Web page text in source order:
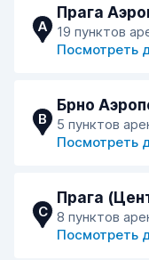
A
Прага
19 пунктов
Посмотреть
B
Брно
5 пунктов
Посмотреть
C
Прага
8 пунктов
Посмотреть